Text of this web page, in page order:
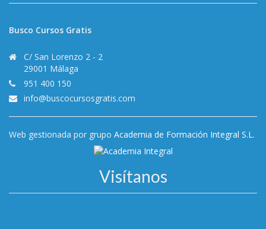
Busco Cursos Gratis
C/ San Lorenzo 2 - 2
29001 Málaga
951 400 150
info@buscocursosgratis.com
Web gestionada por grupo Academia de Formación Integral S.L.
Visítanos